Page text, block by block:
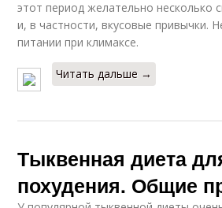
этот период желательно несколько
и, в частности, вкусовые привычки.
питании при климаксе.
Читать дальше →
Тыквенная диета
похудения. Общие